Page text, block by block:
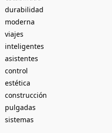
durabilidad
moderna
viajes
inteligentes
asistentes
control
estética
construcción
pulgadas
sistemas